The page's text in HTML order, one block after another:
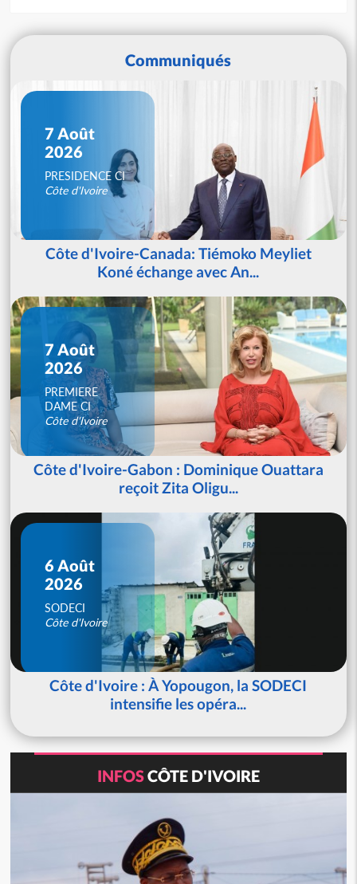
Communiqués
7 Août
2026
PRESIDENCE CI
Côte d'Ivoire
Côte d'Ivoire-Canada: Tiémoko Meyliet
Koné échange avec An...
7 Août
2026
PREMIERE
DAME CI
Côte d'Ivoire
Côte d'Ivoire-Gabon : Dominique Ouattara
reçoit Zita Oligu...
6 Août
2026
SODECI
Côte d'Ivoire
Côte d'Ivoire : À Yopougon, la SODECI
intensifie les opéra...
INFOSCÔTE D'IVOIRE